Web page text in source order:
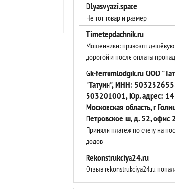
Dlyasvyazi.space
Не тот товар и размер
Timetepdachnik.ru
Мошенники: привозят дешёвую
дорогой и после оплаты
Gk-ferrumlodgik.ru ООО
"Татуин", ИНН:
503201001, Юр. адрес:
Московская область, г
Петровское ш, д. 52, офис 2
Приняли платеж по счету на
додов
Rekonstrukciya24.ru
Отзыв rekonstrukciya24.ru